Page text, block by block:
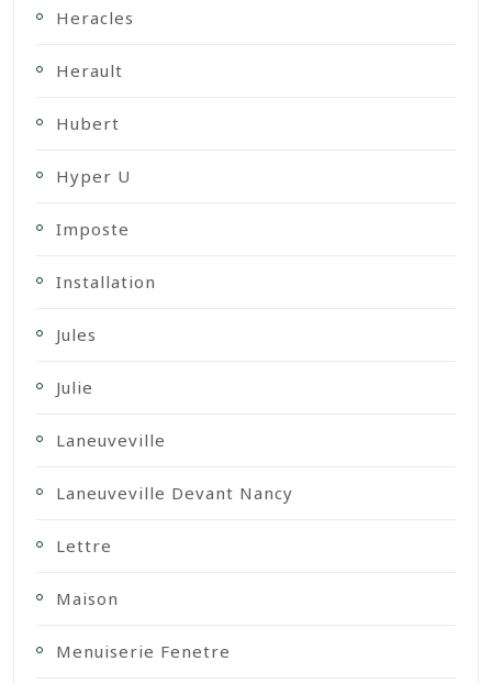
Heracles
Herault
Hubert
Hyper U
Imposte
Installation
Jules
Julie
Laneuveville
Laneuveville Devant Nancy
Lettre
Maison
Menuiserie Fenetre